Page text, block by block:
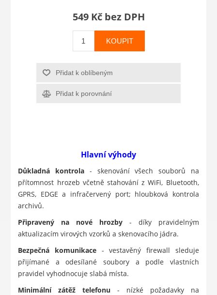
549 Kč bez DPH
KOUPIT
Přidat k oblíbeným
Přidat k porovnání
Hlavní výhody
Důkladná kontrola - skenování všech souborů na
přítomnost hrozeb včetně stahování z WiFi, Bluetooth,
GPRS, EDGE a infračervený port; hloubková kontrola
archivů.
Připravený na nové hrozby - díky pravidelným
aktualizacím virových vzorků a skenovacího jádra.
Bezpečná komunikace - vestavěný firewall sleduje
přijímané a odesílané soubory a podle vlastních
pravidel vyhodnocuje slabá místa.
Minimální zátěž telefonu - nízké požadavky na